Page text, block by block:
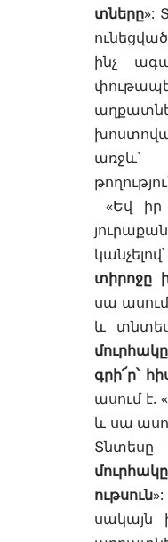
տները»:
ինչ
առջև՝
«Եվ
տիրոջը
սա ասում
և
գրի՜ր՝
ասում է. «
և սա
ութսուն
սակայն